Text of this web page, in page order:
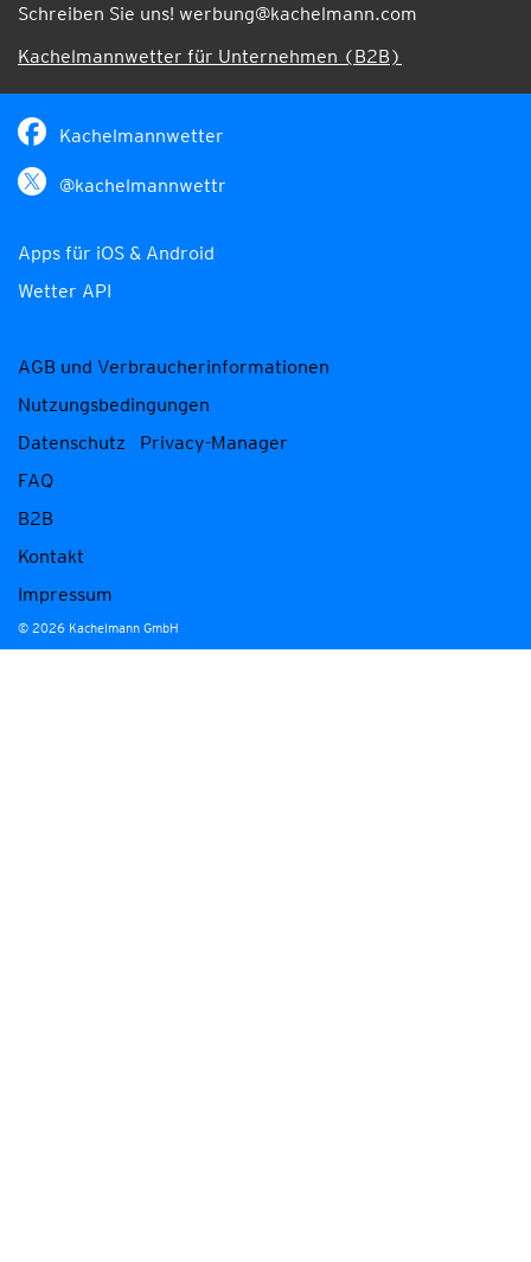
Schreiben Sie uns! werbung@kachelmann.com
Kachelmannwetter für Unternehmen (B2B)
Kachelmannwetter
@kachelmannwettr
Apps für iOS & Android
Wetter API
AGB und Verbraucherinformationen
Nutzungsbedingungen
Datenschutz
Privacy-Manager
FAQ
B2B
Kontakt
Impressum
© 2026 Kachelmann GmbH